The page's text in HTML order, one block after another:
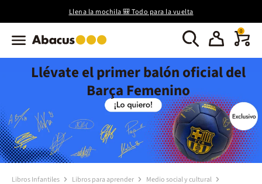
Llena la mochila 🎒 Todo para la vuelta
0
Llévate el primer balón oficial del
Barça Femenino
Libros Infantiles Libros para aprender
Medio social y cultural